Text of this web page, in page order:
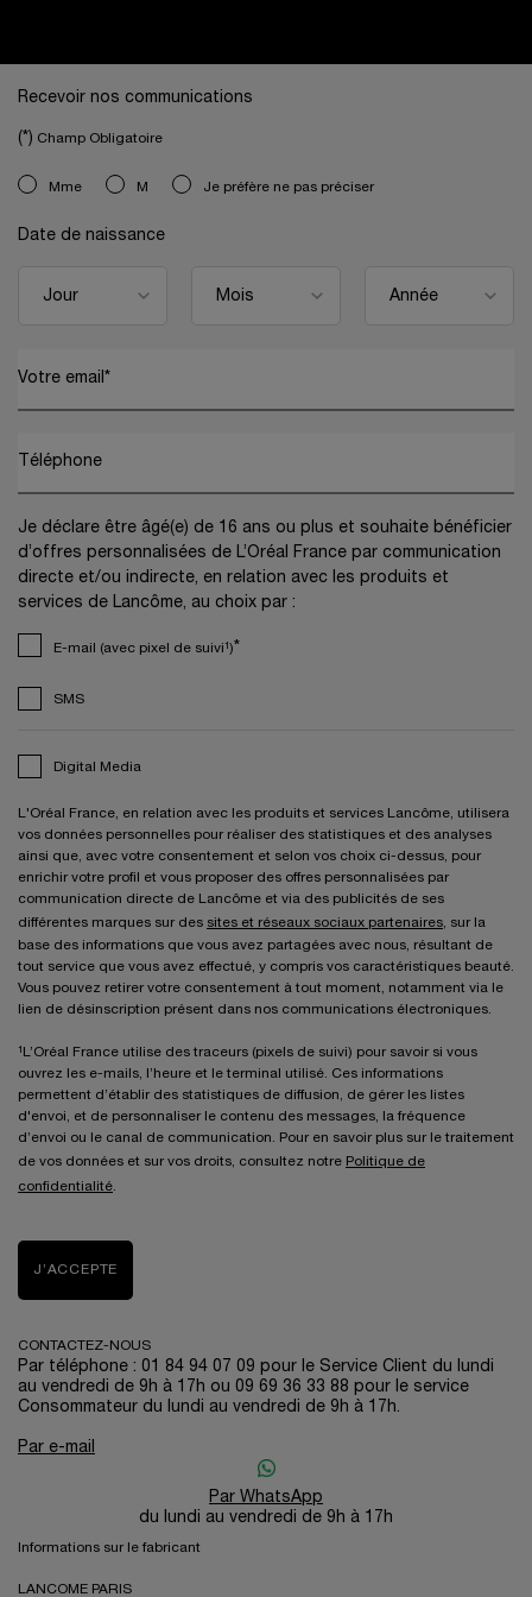
Recevoir nos communications
(*) Champ Obligatoire
newslettersignup.title.legend
Mme M Je préfère ne pas préciser
Date de naissance
Votre email *
Téléphone
Je déclare être âgé(e) de 16 ans ou plus et souhaite bénéficier
d’offres personnalisées de L’Oréal France par communication
directe et/ou indirecte, en relation avec les produits et
services de Lancôme, au choix par :
E-mail (avec pixel de suivi¹)*
SMS
Digital Media
L'Oréal France, en relation avec les produits et services Lancôme, utilisera
vos données personnelles pour réaliser des statistiques et des analyses
ainsi que, avec votre consentement et selon vos choix ci-dessus, pour
enrichir votre profil et vous proposer des offres personnalisées par
communication directe de Lancôme et via des publicités de ses
différentes marques sur des sites et réseaux sociaux partenaires , sur la
base des informations que vous avez partagées avec nous, résultant de
tout service que vous avez effectué, y compris vos caractéristiques beauté.
Vous pouvez retirer votre consentement à tout moment, notamment via le
lien de désinscription présent dans nos communications électroniques.
¹L’Oréal France utilise des traceurs (pixels de suivi) pour savoir si vous
ouvrez les e-mails, l’heure et le terminal utilisé. Ces informations
permettent d’établir des statistiques de diffusion, de gérer les listes
d'envoi, et de personnaliser le contenu des messages, la fréquence
d’envoi ou le canal de communication. Pour en savoir plus sur le traitement
de vos données et sur vos droits, consultez notre Politique de
confidentialité
J’ACCEPTE
CONTACTEZ-NOUS
Par téléphone : 01 84 94 07 09 pour le Service Client du lundi
au vendredi de 9h à 17h ou 09 69 36 33 88 pour le service
Consommateur du lundi au vendredi de 9h à 17h.
Par e-mail
Par WhatsApp
du lundi au vendredi de 9h à 17h
Informations sur le fabricant
LANCOME PARIS